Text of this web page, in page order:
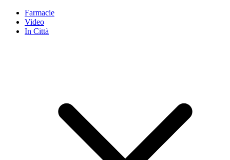
Farmacie
Video
In Città